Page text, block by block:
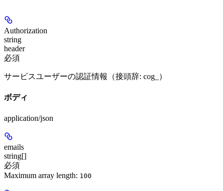
Authorization
string
header
必須
サービスユーザーの認証情報（接頭辞: cog_）
ボディ
application/json
emails
string[]
必須
Maximum array length: 100